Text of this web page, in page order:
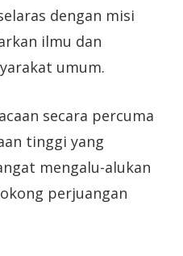
dengan misi
ilmu dan
umum.
secara percuma
tinggi yang
mengalu-alukan
perjuangan